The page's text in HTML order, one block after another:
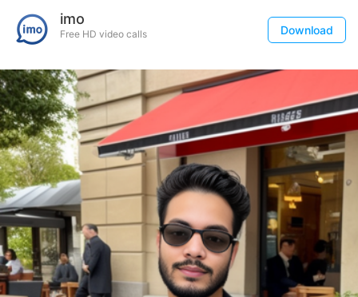
imo
Free HD video calls Download